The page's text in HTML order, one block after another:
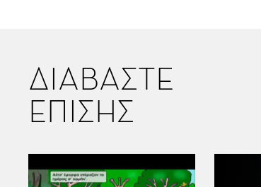
ΔΙΑΒΑΣΤΕ
ΕΠΙΣΗΣ